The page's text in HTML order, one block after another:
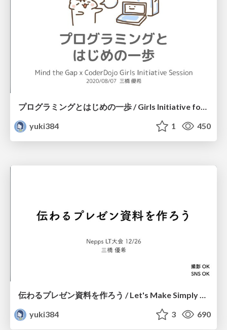
プログラミングとはじめの一歩 / Girls Initiative for CoderDojo
yuki384
1 450
伝わるプレゼン資料を作ろう / Let's Make Simply Presentation Slide
yuki384
3 690